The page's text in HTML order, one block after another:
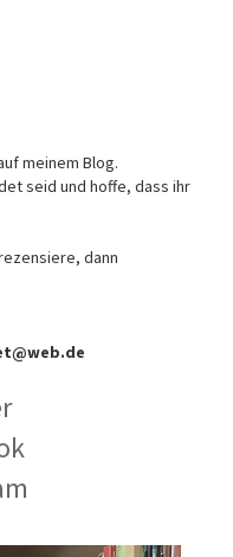
meinem Blog.
seid und hoffe, dass ihr
dann